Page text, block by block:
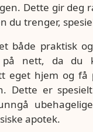
Dette gir deg
du trenger,
både praktisk
på nett, da du
eget hjem og få
Dette er
apotek.